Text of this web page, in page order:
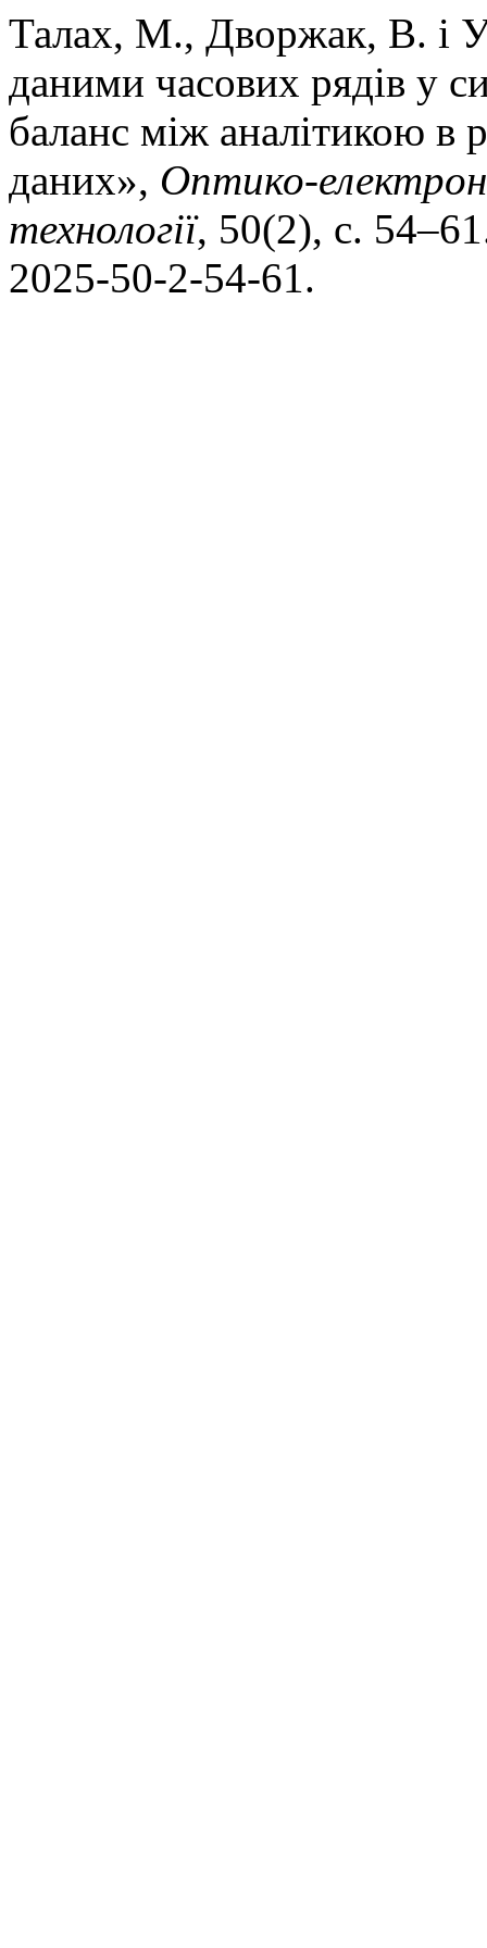
Талах, М., Дворжак, В. і
даними часових рядів у
баланс між аналітикою в
даних», Оптико-
технологiї, 50(2), с.
2025-50-2-54-61.